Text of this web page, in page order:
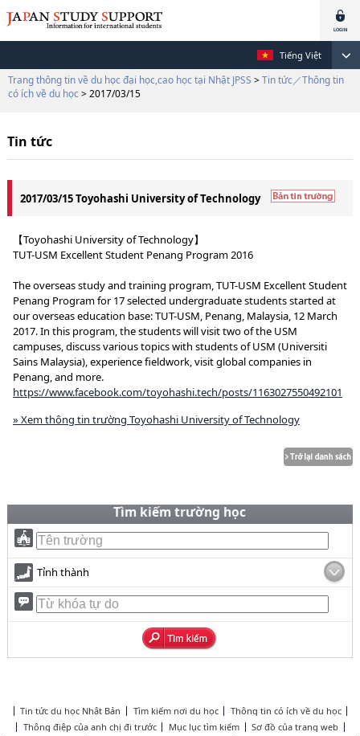
Tiếng Việt
Trang thông tin về du học đại học,cao học tại Nhật JPSS > Tin tức／Thông tin
có ích về du học > 2017/03/15
Tin tức
2017/03/15 Toyohashi University of Technology
【Toyohashi University of Technology】
TUT-USM Excellent Student Penang Program 2016
The overseas study and training program, TUT-USM Excellent Student
Penang Program for 17 selected undergraduate students started at
our overseas education base: TUT-USM, Penang, Malaysia, 12 March
2017. In this program, the students will visit two of the USM
campuses, discuss various topics with students of USM (Universiti
Sains Malaysia), experience fieldwork, visit global companies in
Penang, and more.
https://www.facebook.com/toyohashi.tech/posts/1163027550492101
» Xem thông tin trường Toyohashi University of Technology
Tìm kiếm trường học
Tỉnh thành
Tin tức du học Nhật Bản Tìm kiếm nơi du học
Thông tin có ích về du học
Thông điệp của anh chị đi trước
Mục lục tìm kiếm
Sơ đồ của trang web